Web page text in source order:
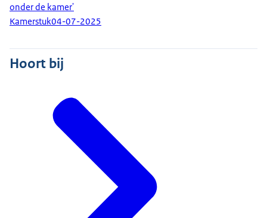
onder de kamer'
Kamerstuk04-07-2025
Hoort bij